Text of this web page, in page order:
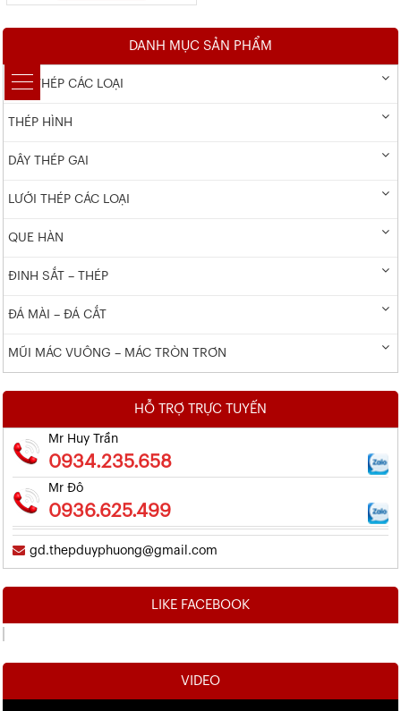
DANH MỤC SẢN PHẨM
DÂY THÉP CÁC LOẠI
THÉP HÌNH
DÂY THÉP GAI
LƯỚI THÉP CÁC LOẠI
QUE HÀN
ĐINH SẮT – THÉP
ĐÁ MÀI – ĐÁ CẮT
MŨI MÁC VUÔNG – MÁC TRÒN TRƠN
HỖ TRỢ TRỰC TUYẾN
Mr Huy Trần
0934.235.658
Mr Đô
0936.625.499
gd.thepduyphuong@gmail.com
LIKE FACEBOOK
VIDEO